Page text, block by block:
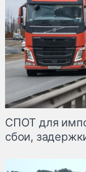
СПОТ для
сбои,